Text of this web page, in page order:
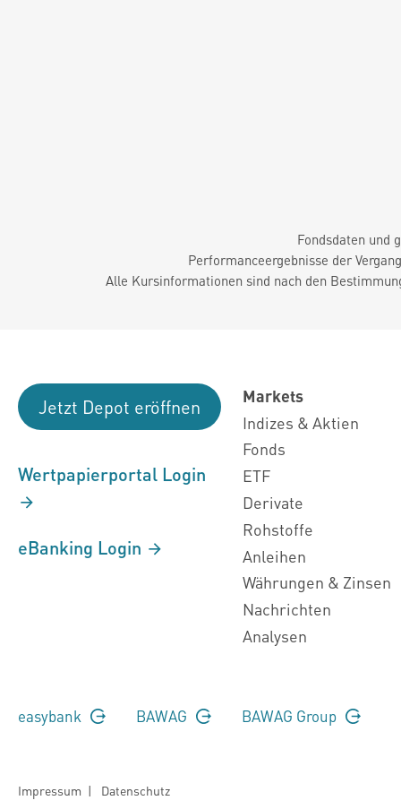
Fondsdaten und
Performanceergebnisse der
Alle Kursinformationen sind nach den
Jetzt Depot eröffnen
Wertpapierportal Login
eBanking Login
Markets
Indizes & Aktien
Fonds
ETF
Derivate
Rohstoffe
Anleihen
Währungen & Zinsen
Nachrichten
Analysen
easybank BAWAG BAWAG Group
Impressum | Datenschutz